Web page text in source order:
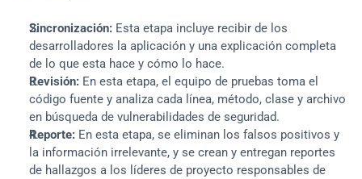
Sincronización: Esta etapa incluye recibir de los
desarrolladores la aplicación y una explicación completa
de lo que esta hace y cómo lo hace.
Revisión: En esta etapa, el equipo de pruebas toma el
código fuente y analiza cada línea, método, clase y archivo
en búsqueda de vulnerabilidades de seguridad.
Reporte: En esta etapa, se eliminan los falsos positivos y
la información irrelevante, y se crean y entregan reportes
de hallazgos a los líderes de proyecto responsables de